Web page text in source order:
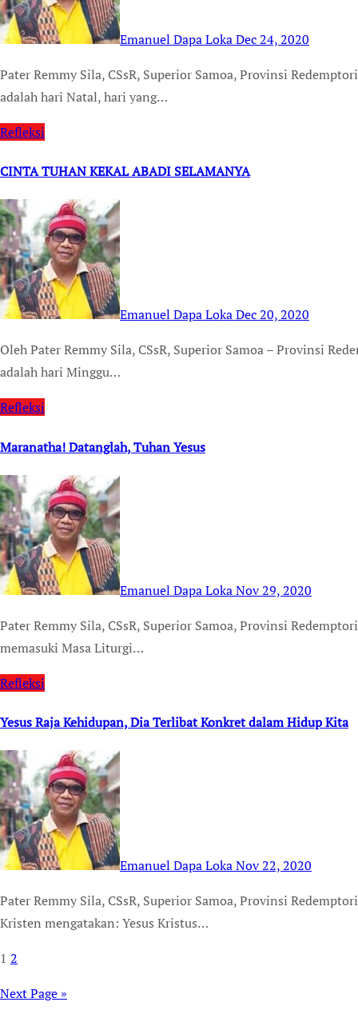
Emanuel Dapa LokaDec 24, 2020
Pater Remmy Sila, CSsR, Superior Samoa, Provinsi Redemptoris Oceania TEMPUSDEI.ID (25/12/20) Hari ini
adalah hari Natal, hari yang…
Refleksi
CINTA TUHAN KEKAL ABADI SELAMANYA
Emanuel Dapa LokaDec 20, 2020
Oleh Pater Remmy Sila, CSsR, Superior Samoa – Provinsi Redemptoris Oceania TEMPUSDEI.ID (20/12/20) hari ini
adalah hari Minggu…
Refleksi
Maranatha! Datanglah, Tuhan Yesus
Emanuel Dapa LokaNov 29, 2020
Pater Remmy Sila, CSsR, Superior Samoa, Provinsi Redemptoris Oceania TEMPUSDEI.ID (28/11) – Hari ini kita
memasuki Masa Liturgi…
Refleksi
Yesus Raja Kehidupan, Dia Terlibat Konkret dalam Hidup Kita
Emanuel Dapa LokaNov 22, 2020
Pater Remmy Sila, CSsR, Superior Samoa, Provinsi Redemptoris Ocenia TEMPUSDEI.ID (22/11) – Keyakinan Iman
Kristen mengatakan: Yesus Kristus…
Posts
pagination
1 2
Next Page »